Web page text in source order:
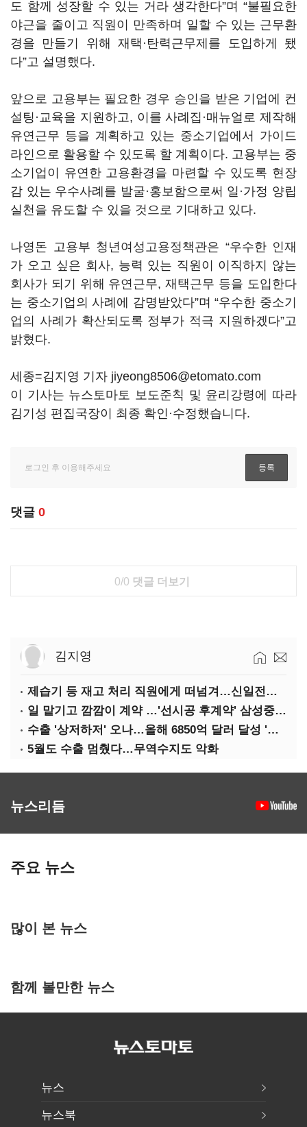
도 함께 성장할 수 있는 거라 생각한다”며 “불필요한
야근을 줄이고 직원이 만족하며 일할 수 있는 근무환
경을 만들기 위해 재택·탄력근무제를 도입하게 됐
다”고 설명했다.
앞으로 고용부는 필요한 경우 승인을 받은 기업에 컨
설팅·교육을 지원하고, 이를 사례집·매뉴얼로 제작해
유연근무 등을 계획하고 있는 중소기업에서 가이드
라인으로 활용할 수 있도록 할 계획이다. 고용부는 중
소기업이 유연한 고용환경을 마련할 수 있도록 현장
감 있는 우수사례를 발굴·홍보함으로써 일·가정 양립
실천을 유도할 수 있을 것으로 기대하고 있다.
나영돈 고용부 청년여성고용정책관은 “우수한 인재
가 오고 싶은 회사, 능력 있는 직원이 이직하지 않는
회사가 되기 위해 유연근무, 재택근무 등을 도입한다
는 중소기업의 사례에 감명받았다”며 “우수한 중소기
업의 사례가 확산되도록 정부가 적극 지원하겠다”고
밝혔다.
세종=김지영 기자 jiyeong8506@etomato.com
이 기사는 뉴스토마토 보도준칙 및 윤리강령에 따라
김기성 편집국장이 최종 확인·수정했습니다.
댓글 0
0/0 댓글 더보기
김지영
제습기 등 재고 처리 직원에게 떠넘겨…신일전자 '과징금 처벌'
일 맡기고 깜깜이 계약 …'선시공 후계약' 삼성중공업 덜미
수출 '상저하저' 오나…올해 6850억 달러 달성 '빨간불'
5월도 수출 멈췄다…무역수지도 악화
뉴스리듬
주요 뉴스
많이 본 뉴스
함께 볼만한 뉴스
뉴스
뉴스북